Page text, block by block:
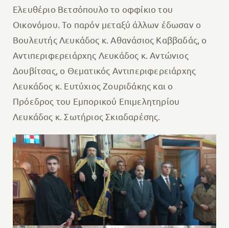
Ελευθέριο Βετσόπουλο το οφφίκιο του
Οικονόμου. Το παρόν μεταξύ άλλων έδωσαν ο
Βουλευτής Λευκάδος κ. Αθανάσιος Καββαδάς, ο
Αντιπεριφερειάρχης Λευκάδος κ. Αντώνιος
Δουβίτσας, ο Θεματικός Αντιπεριφερειάρχης
Λευκάδος κ. Ευτύχιος Ζουριδάκης και ο
Πρόεδρος του Εμπορικού Επιμελητηρίου
Λευκάδος κ. Σωτήριος Σκιαδαρέσης.